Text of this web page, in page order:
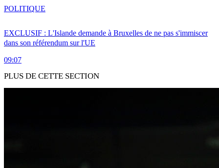
EXCLUSIF : L'Islande demande à Bruxelles de ne pas s'immiscer
dans son référendum sur l'UE
09:07
POLITIQUE
PLUS DE CETTE SECTION